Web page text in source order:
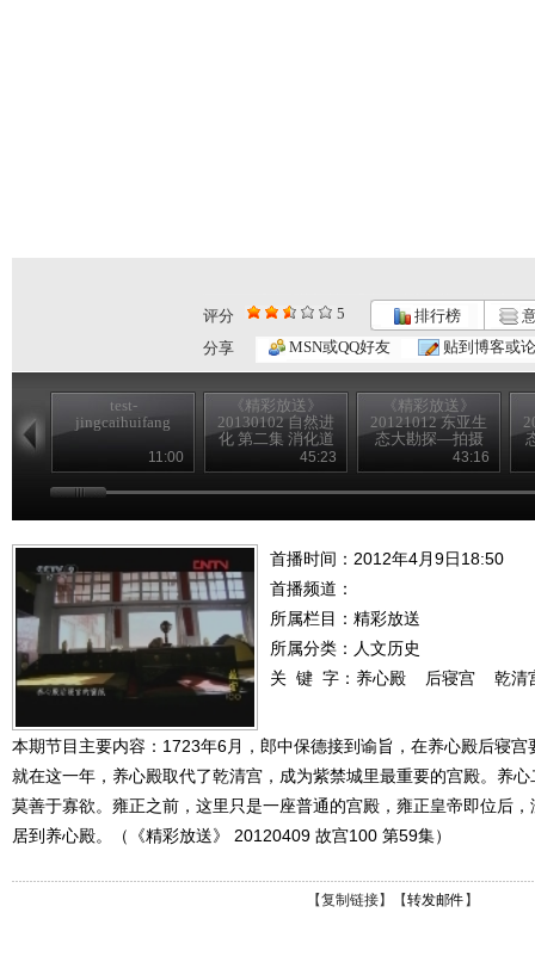
评分 5 排行榜
分享
MSN或QQ好友 贴到博客或
test-
jingcaihuifang
11:00
《精彩放送》
20130102 自然进
化 第二集 消化道
45:23
《精彩放送》
20121012 东亚生
态大勘探—拍摄
43:16
首播时间：2012年4月9日18:50
首播频道：
所属栏目： 精彩放送
所属分类：人文历史
关 键 字： 养心殿 后寝宫 乾清
本期节目主要内容：1723年6月，郎中保德接到谕旨，在养心殿后寝
就在这一年，养心殿取代了乾清宫，成为紫禁城里最重要的宫殿。养
莫善于寡欲。雍正之前，这里只是一座普通的宫殿，雍正皇帝即位后
居到养心殿。（《精彩放送》 20120409 故宫100 第59集）
【复制链接】【转发邮件 】